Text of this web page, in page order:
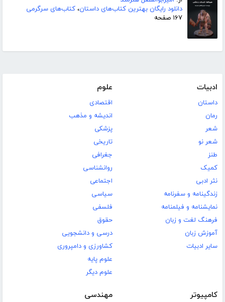
دانلود رایگان بهترین کتاب‌های داستان، کتاب‌های سرگرمی
۱۶۷ صفحه
ادبیات
داستان
رمان
شعر
شعر نو
طنز
کمیک
نثر ادبی
زندگینامه و سفرنامه
نمایشنامه و فیلمنامه
فرهنگ لغت و زبان
آموزش زبان
سایر ادبیات
علوم
اقتصادی
اندیشه و مذهب
پزشکی
تاریخی
جغرافی
روانشناسی
اجتماعی
سیاسی
فلسفی
حقوق
درسی و دانشجویی
کشاورزی و دامپروری
علوم پایه
علوم دیگر
کامپیوتر مهندسی